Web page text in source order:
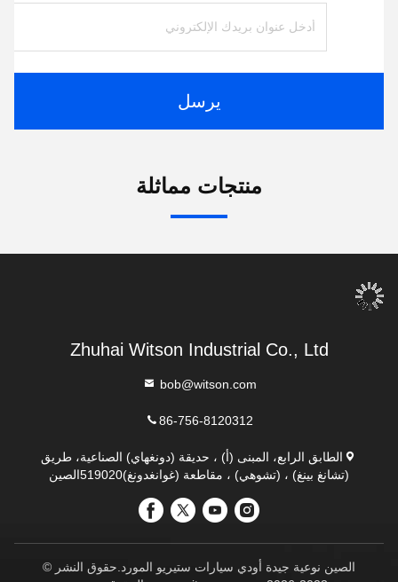
يرسل
منتجات مماثلة
Zhuhai Witson Industrial Co., Ltd
bob@witson.com
86-756-8120312
الطابق الرابع، المبنى (أ) ، حديقة (دونغهاي) الصناعية، طريق
(تشانغ بينغ) ، (تشوهي) ، مقاطعة (غوانغدونغ)519020الصين
الصين نوعية جيدة أودي سيارات ستيريو المورد.حقوق النشر ©